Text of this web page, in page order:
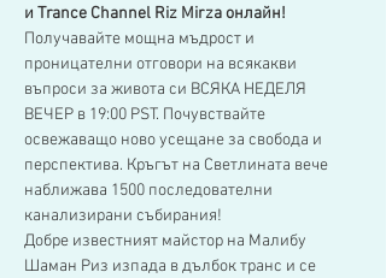
и Trance Channel Riz Mirza онлайн!
Получавайте мощна мъдрост и
проницателни отговори на всякакви
въпроси за живота си ВСЯКА НЕДЕЛЯ
ВЕЧЕР в 19:00 PST. Почувствайте
освежаващо ново усещане за свобода и
перспектива. Кръгът на Светлината вече
наближава 1500 последователни
канализирани събирания!
Добре известният майстор на Малибу
Шаман Риз изпада в дълбок транс и се